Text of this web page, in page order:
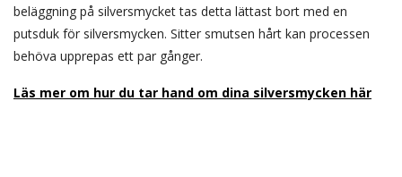
beläggning på silversmycket tas detta lättast bort med en
putsduk för silversmycken. Sitter smutsen hårt kan processen
behöva upprepas ett par gånger.
Läs mer om hur du tar hand om dina silversmycken här